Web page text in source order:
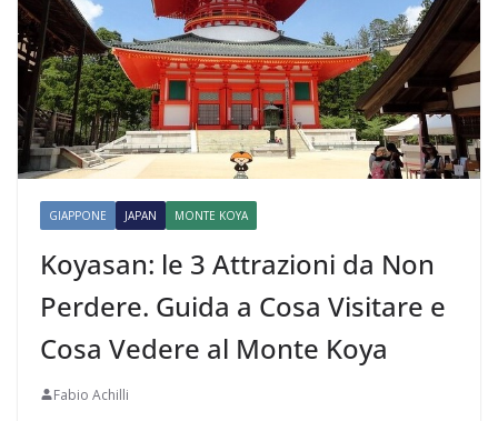
GIAPPONE JAPAN MONTE KOYA
Koyasan: le 3 Attrazioni da Non
Perdere. Guida a Cosa Visitare e
Cosa Vedere al Monte Koya
Fabio Achilli